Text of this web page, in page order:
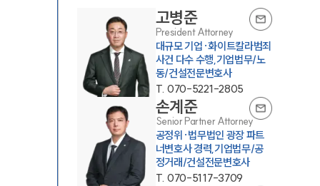
고병준
President Attorney
대규모 기업·화이트칼라범죄
사건 다수 수행,기업법무/노
동/건설전문변호사
T. 070-5221-2805
손계준
Senior Partner Attorney
공정위·법무법인 광장 파트
너변호사 경력,기업법무/공
정거래/건설전문변호사
T. 070-5117-3709